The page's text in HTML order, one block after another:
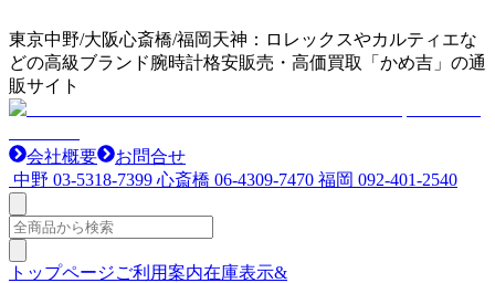
東京中野/大阪心斎橋/福岡天神：ロレックスやカルティエな
どの高級ブランド腕時計格安販売・高価買取「かめ吉」の通
販サイト
会社概要
お問合せ
中野 03-5318-7399 心斎橋 06-4309-7470 福岡 092-401-2540
トップページご利用案内在庫表示&